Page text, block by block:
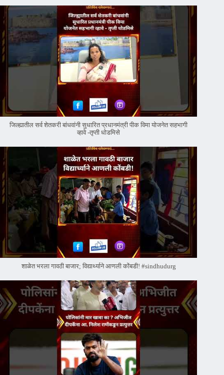
जिल्ह्यातील सर्व शेतकरी बांधवांनी सुधारित प्रधानमंत्री पीक विमा योजनेत सहभागी
व्हावे -तृप्ती धोडमिसे
शाळेत भरला गावठी बाजार; विद्यार्थ्याने आणली कोंबडी! #sindhudurg